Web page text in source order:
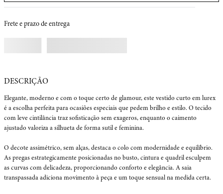
Frete e prazo de entrega
Elegante, moderno e com o toque certo de glamour, este vestido curto em lurex
é a escolha perfeita para ocasiões especiais que pedem brilho e estilo. O tecido
com leve cintilância traz sofisticação sem exageros, enquanto o caimento
ajustado valoriza a silhueta de forma sutil e feminina.
O decote assimétrico, sem alças, destaca o colo com modernidade e equilíbrio.
As pregas estrategicamente posicionadas no busto, cintura e quadril esculpem
as curvas com delicadeza, proporcionando conforto e elegância. A saia
transpassada adiciona movimento à peça e um toque sensual na medida certa.